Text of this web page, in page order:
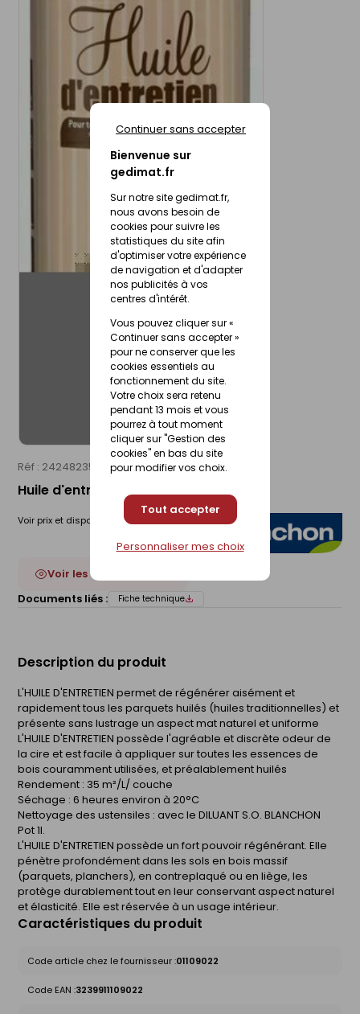
Bienvenue sur
gedimat.fr
Sur notre site gedimat.fr,
nous avons besoin de
cookies pour suivre les
statistiques du site afin
d'optimiser votre expérience
de navigation et d'adapter
nos publicités à vos
centres d'intérêt.
Vous pouvez cliquer sur «
Continuer sans accepter »
pour ne conserver que les
cookies essentiels au
fonctionnement du site.
Votre choix sera retenu
pendant 13 mois et vous
pourrez à tout moment
cliquer sur "Gestion des
cookies" en bas du site
pour modifier vos choix.
Tout accepter
Continuer sans accepter
Personnaliser mes choix
Réf : 24248235 BLANCHON
Huile d'entretien blanc pot 1l
Voir prix et disponibilité en magasin
Voir les 6 déclinaisons
Documents liés :
Fiche technique
Description du produit
L'HUILE D'ENTRETIEN permet de régénérer aisément et
rapidement tous les parquets huilés (huiles traditionnelles) et
présente sans lustrage un aspect mat naturel et uniforme
L'HUILE D'ENTRETIEN possède l'agréable et discrète odeur de
la cire et est facile à appliquer sur toutes les essences de
bois couramment utilisées, et préalablement huilés
Rendement : 35 m²/L/ couche
Séchage : 6 heures environ à 20°C
Nettoyage des ustensiles : avec le DILUANT S.O. BLANCHON
Pot 1l.
L'HUILE D'ENTRETIEN possède un fort pouvoir régénérant. Elle
pénètre profondément dans les sols en bois massif
(parquets, planchers), en contreplaqué ou en liège, les
protège durablement tout en leur conservant aspect naturel
et élasticité. Elle est réservée à un usage intérieur.
Caractéristiques du produit
Code article chez le fournisseur :01109022
Code EAN :3239911109022